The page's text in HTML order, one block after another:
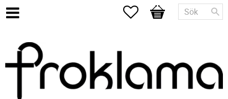
Favoriter
Kundvagn